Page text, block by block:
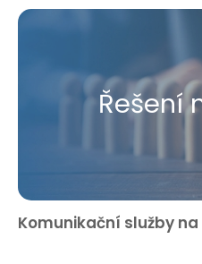
Řešení
Komunikační služby